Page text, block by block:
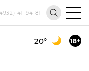
41-94-81
20° 18+